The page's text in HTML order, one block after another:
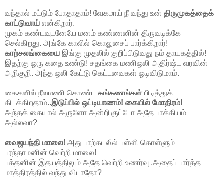
வந்தால் மட்டும் போதாதாம்! வேகமாய் நீ வந்து உன் திருமுகத்தைக்
காட்டுவாய் என்கிறார்.
முகம் கண்டவுடனேயே மனம் கண்ணனின் திருவடிக்கே
செல்கிறது. அங்கே காலில் கொலுசைப் பார்க்கிறார்!
காற்சலங்கையை இங்கு முதலில் குறிப்பிடுவது நம் தாயகத்தில்!
இதற்கு ஓரு கதை உண்டு! சதங்கை மணிஒலி அதிர்ஷ்ட வரவின்
அறிகுறி. அந்த ஒலி கேட்டு கெட்டவைகள் ஓடிவிடுமாம்.
கைகளில் நீலமணி கொண்ட கங்கணங்கள் பிடித்துக்
கிடக்கிறதாம்..இடுப்பில் ஒட்டியாணம்! கையில் மோதிரம்!
அந்தக் கையால் அருளோ அன்றி குட்டோ அதே பாக்கியம்
அல்லவா?
வைஜயந்தி மாலை! அது பாற்கடலில் பள்ளி கொள்ளும்
பரந்தாமனின் வெற்றி மாலை!
பக்தனின் இதயத்திலும் அதே வெற்றி உணர்வு ,அதைப் பார்த்த
மாத்திரத்தில் வந்து விடாதோ?